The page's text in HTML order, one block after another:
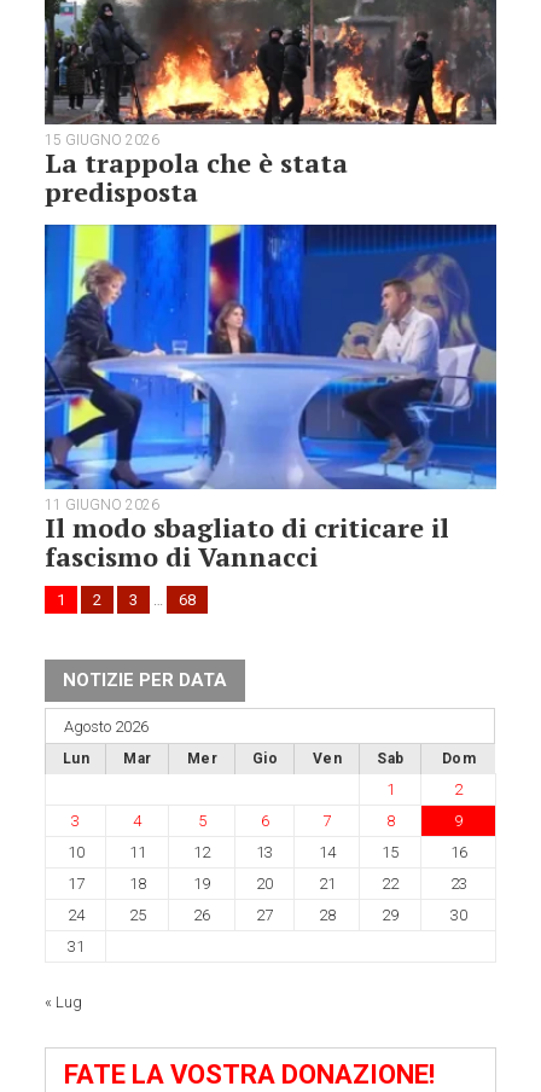
15 GIUGNO 2026
La trappola che è stata
predisposta
11 GIUGNO 2026
Il modo sbagliato di criticare il
fascismo di Vannacci
1 2 3 … 68
NOTIZIE PER DATA
Agosto 2026
Lun Mar Mer Gio Ven Sab Dom
1
2
3
4 5 6 7 8
9
10
11 12 13 14 15
16
17
18 19 20 21 22
23
24
25 26 27 28 29
30
31
« Lug
FATE LA VOSTRA DONAZIONE!